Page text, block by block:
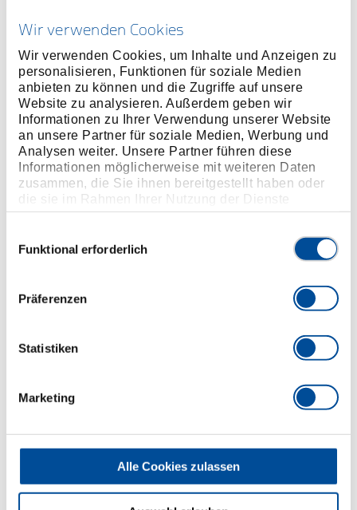
Wir verwenden Cookies
Wir verwenden Cookies, um Inhalte und Anzeigen zu
personalisieren, Funktionen für soziale Medien
anbieten zu können und die Zugriffe auf unsere
Website zu analysieren. Außerdem geben wir
Informationen zu Ihrer Verwendung unserer Website
an unsere Partner für soziale Medien, Werbung und
Analysen weiter. Unsere Partner führen diese
Informationen möglicherweise mit weiteren Daten
zusammen, die Sie ihnen bereitgestellt haben oder
die sie im Rahmen Ihrer Nutzung der Dienste
gesammelt haben. Unsere vollständige
Funktional erforderlich
Präferenzen
Statistiken
Marketing
Alle Cookies zulassen
Produktbeschreibung
Ausführung in Anlehnung an DIN 3113, Form B, ISO
3318, ISO 7738
Mit gleichen Schlüsselweiten
Chrom-Vanadium-Stahl 31CrV3, verchromt
Blendfreie, mattierte Oberfläche
Sorgfältig geschmiedet und fachgerecht verarbeitet
Ring: gekröpft und 10° abgewinkelt, mit UD-Profil für
schonende Kraftübertragung, ab SW 1.3/8" 12-kant
Ring
optimale Kontaktflächen
Überbelastung wird durch Verformung angezeigt
Schrauben können mit dem gekröpften Ring sicher
Hochwertige Industriequalität für harte